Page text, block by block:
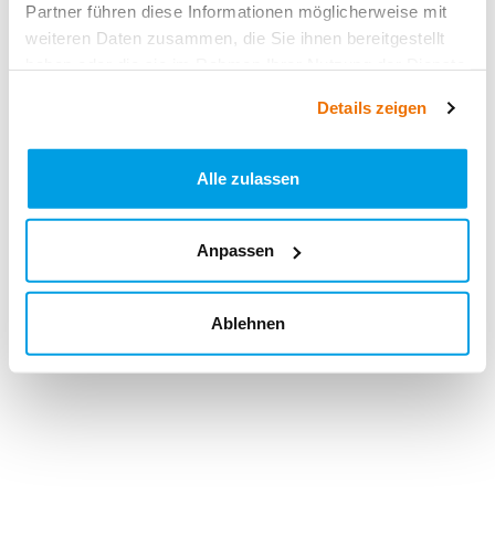
Partner führen diese Informationen möglicherweise mit
weiteren Daten zusammen, die Sie ihnen bereitgestellt
Details zeigen
Alle zulassen
Anpassen
Ablehnen